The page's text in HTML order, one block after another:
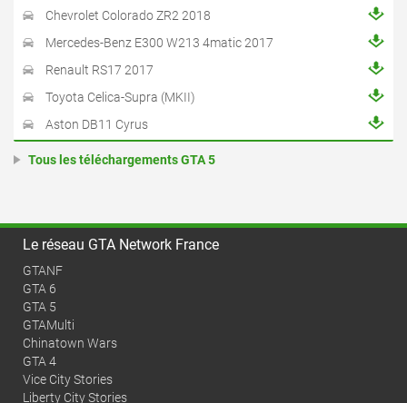
Chevrolet Colorado ZR2 2018
Mercedes-Benz E300 W213 4matic 2017
Renault RS17 2017
Toyota Celica-Supra (MKII)
Aston DB11 Cyrus
Tous les téléchargements GTA 5
Le réseau GTA Network France
GTANF
GTA 6
GTA 5
GTAMulti
Chinatown Wars
GTA 4
Vice City Stories
Liberty City Stories